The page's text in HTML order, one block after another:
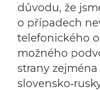
důvodu, že
o případech
telefonického
možného
strany zejména